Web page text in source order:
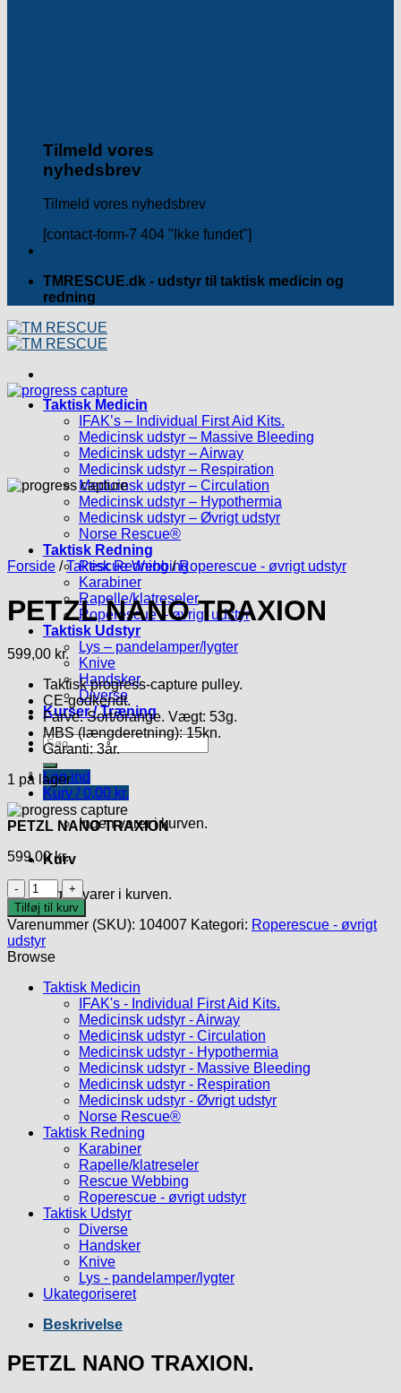
Tilmeld vores
nyhedsbrev
Tilmeld vores nyhedsbrev
[contact-form-7 404 "Ikke fundet"]
TMRESCUE.dk - udstyr til taktisk medicin og
redning
Taktisk Medicin
IFAK’s – Individual First Aid Kits.
Medicinsk udstyr – Massive Bleeding
Medicinsk udstyr – Airway
Medicinsk udstyr – Respiration
Medicinsk udstyr – Circulation
Medicinsk udstyr – Hypothermia
Medicinsk udstyr – Øvrigt udstyr
Norse Rescue®
Taktisk Redning
Rescue Webbing
Karabiner
Rapelle/klatreseler
Roperescue – øvrigt udstyr
Taktisk Udstyr
Lys – pandelamper/lygter
Knive
Handsker
Diverse
Kurser / Træning
Søg
efter:
Log ind
Kurv /0,00 kr.
Ingen varer i kurven.
Kurv
Ingen varer i kurven.
Forside / Taktisk Redning / Roperescue - øvrigt udstyr
PETZL NANO TRAXION
599,00 kr.
Taktisk progress-capture pulley.
CE-godkendt.
Farve: Sort/orange. Vægt: 53g.
MBS (længderetning): 15kn.
Garanti: 3år.
1 på lager
PETZL NANO TRAXION
599,00kr.
PETZL
NANO
TRAXION
antal
Tilføj til kurv
Varenummer (SKU): 104007 Kategori: Roperescue - øvrigt
udstyr
Browse
Taktisk Medicin
IFAK's - Individual First Aid Kits.
Medicinsk udstyr - Airway
Medicinsk udstyr - Circulation
Medicinsk udstyr - Hypothermia
Medicinsk udstyr - Massive Bleeding
Medicinsk udstyr - Respiration
Medicinsk udstyr - Øvrigt udstyr
Norse Rescue®
Taktisk Redning
Karabiner
Rapelle/klatreseler
Rescue Webbing
Roperescue - øvrigt udstyr
Taktisk Udstyr
Diverse
Handsker
Knive
Lys - pandelamper/lygter
Ukategoriseret
Beskrivelse
PETZL NANO TRAXION.